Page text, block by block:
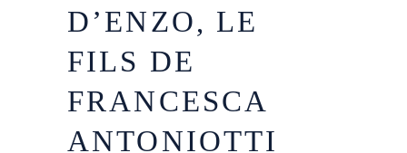
D’ENZO, LE
FILS DE
FRANCESCA
ANTONIOTTI